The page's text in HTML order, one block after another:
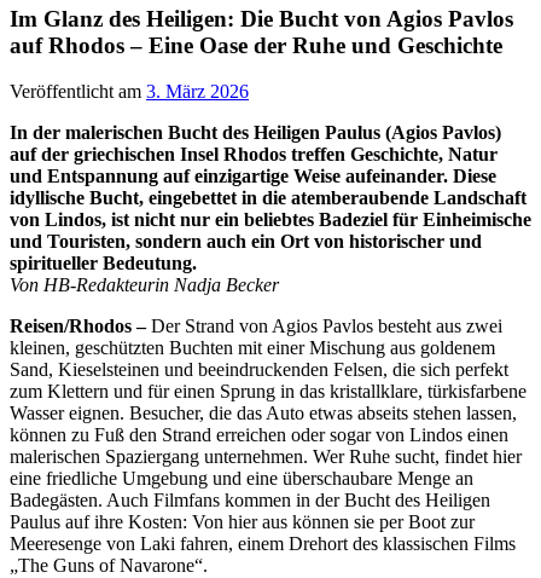
Im Glanz des Heiligen: Die Bucht von Agios Pavlos
auf Rhodos – Eine Oase der Ruhe und Geschichte
Veröffentlicht am 3. März 2026
In der malerischen Bucht des Heiligen Paulus (Agios Pavlos)
auf der griechischen Insel Rhodos treffen Geschichte, Natur
und Entspannung auf einzigartige Weise aufeinander. Diese
idyllische Bucht, eingebettet in die atemberaubende Landschaft
von Lindos, ist nicht nur ein beliebtes Badeziel für Einheimische
und Touristen, sondern auch ein Ort von historischer und
spiritueller Bedeutung.
Von HB-Redakteurin Nadja Becker
Reisen/Rhodos –Der Strand von Agios Pavlos besteht aus zwei
kleinen, geschützten Buchten mit einer Mischung aus goldenem
Sand, Kieselsteinen und beeindruckenden Felsen, die sich perfekt
zum Klettern und für einen Sprung in das kristallklare, türkisfarbene
Wasser eignen. Besucher, die das Auto etwas abseits stehen lassen,
können zu Fuß den Strand erreichen oder sogar von Lindos einen
malerischen Spaziergang unternehmen. Wer Ruhe sucht, findet hier
eine friedliche Umgebung und eine überschaubare Menge an
Badegästen. Auch Filmfans kommen in der Bucht des Heiligen
Paulus auf ihre Kosten: Von hier aus können sie per Boot zur
Meeresenge von Laki fahren, einem Drehort des klassischen Films
„The Guns of Navarone“.